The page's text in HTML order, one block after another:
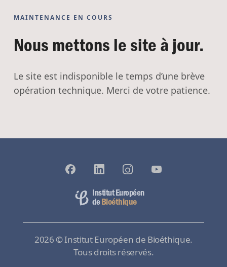
MAINTENANCE EN COURS
Nous mettons le site à jour.
Le site est indisponible le temps d’une brève
opération technique. Merci de votre patience.
Institut Européen
deBioéthique
2026 © Institut Européen de Bioéthique.
Tous droits réservés.